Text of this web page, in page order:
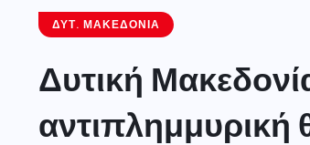
ΔΥΤ. ΜΑΚΕΔΟΝΊΑ
Δυτική
αντιπλημμυρική